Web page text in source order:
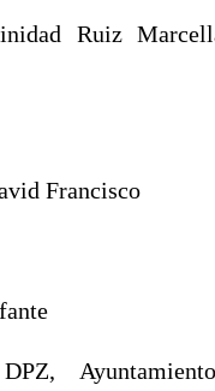
Ruiz
Francisco
DPZ,